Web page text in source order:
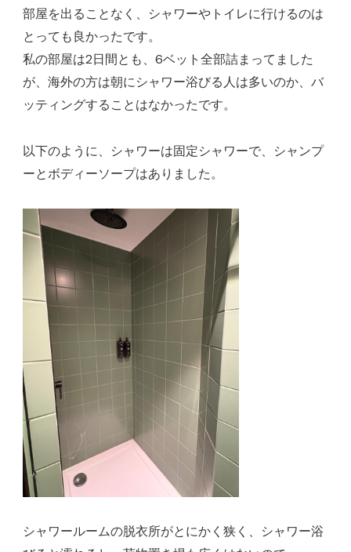
部屋を出ることなく、シャワーやトイレに行けるのは
とっても良かったです。
私の部屋は2日間とも、6ベット全部詰まってました
が、海外の方は朝にシャワー浴びる人は多いのか、バ
ッティングすることはなかったです。
以下のように、シャワーは固定シャワーで、シャンプ
ーとボディーソープはありました。
シャワールームの脱衣所がとにかく狭く、シャワー浴